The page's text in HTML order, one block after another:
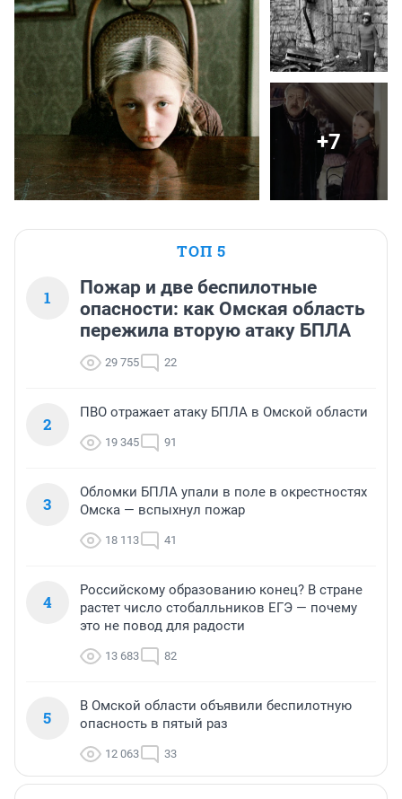
+7
ТОП 5
1
Пожар и две беспилотные
опасности: как Омская область
пережила вторую атаку БПЛА
29 755 22
2
ПВО отражает атаку БПЛА в Омской области
19 345 91
3
Обломки БПЛА упали в поле в окрестностях
Омска — вспыхнул пожар
18 113 41
4
Российскому образованию конец? В стране
растет число стобалльников ЕГЭ — почему
это не повод для радости
13 683 82
5
В Омской области объявили беспилотную
опасность в пятый раз
12 063 33